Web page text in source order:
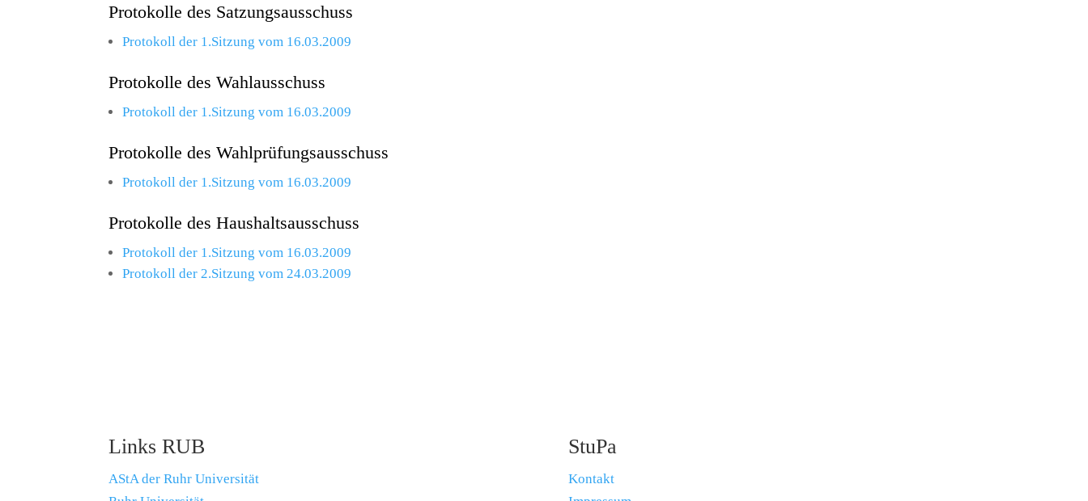
Protokolle des Satzungsausschuss
Protokoll der 1.Sitzung vom 16.03.2009
Protokolle des Wahlausschuss
Protokoll der 1.Sitzung vom 16.03.2009
Protokolle des Wahlprüfungsausschuss
Protokoll der 1.Sitzung vom 16.03.2009
Protokolle des Haushaltsausschuss
Protokoll der 1.Sitzung vom 16.03.2009
Protokoll der 2.Sitzung vom 24.03.2009
Links RUB
AStA der Ruhr Universität
StuPa
Kontakt